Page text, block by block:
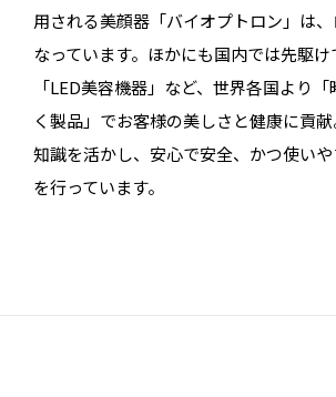
用される美顔器「バイオプトロン」は
なっています。ほかにも国内では先駆
「LED美容機器」など、世界各国より
く製品」でお客様の美しさと健康に貢
知識を活かし、安心で安全、かつ使い
を行っています。